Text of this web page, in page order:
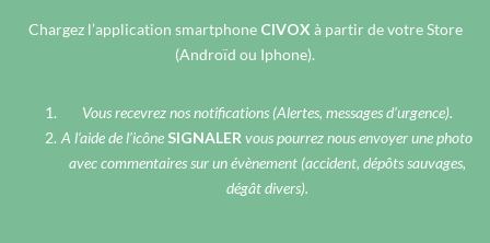
Chargez l’application smartphone CIVOX à partir de votre Store
(Androïd ou Iphone).
Vous recevrez nos notifications (Alertes, messages d’urgence).
A l’aide de l’icône SIGNALER vous pourrez nous envoyer une photo
avec commentaires sur un évènement (accident, dépôts sauvages,
dégât divers).